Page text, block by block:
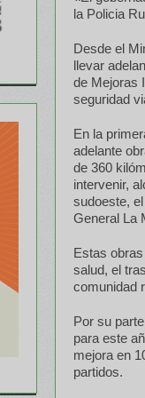
la Policia
Desde el
llevar
de Mejoras
seguridad
En la
adelante
de 360
intervenir,
sudoeste,
General La
Estas
salud, el
comunidad
Por su
para este
mejora en
partidos.